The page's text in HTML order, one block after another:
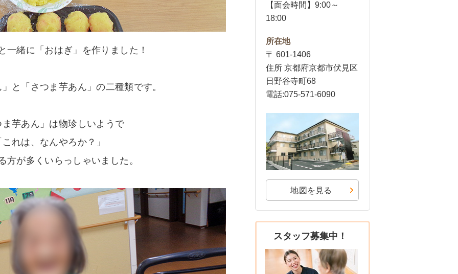
一緒に「おはぎ」を作りました！
と「さつま芋あん」の二種類です。
ま芋あん」は物珍しいようで
これは、なんやろか？」
方が多くいらっしゃいました。
【面会時間】9:00～
18:00
所在地
〒 601-1406
住所 京都府京都市伏見区
日野谷寺町68
電話:075-571-6090
地図を見る
スタッフ募集中！